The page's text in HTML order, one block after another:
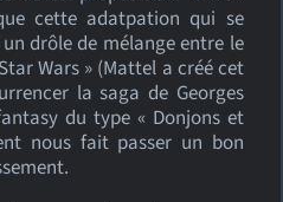
cette adatpation qui se
drôle de mélange entre le
Wars » (Mattel a créé cet
la saga de Georges
du type « Donjons et
nous fait passer un bon